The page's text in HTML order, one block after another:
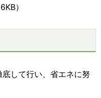
）
して行い、省エネに努